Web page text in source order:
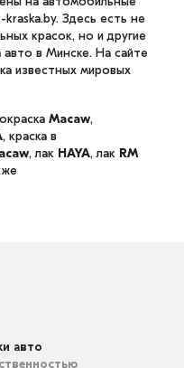
Здесь есть не
красок, но и другие
в Минске. На сайте
известных мировых
Macaw,
, краска в
, лак HAYA, лак RM
авто